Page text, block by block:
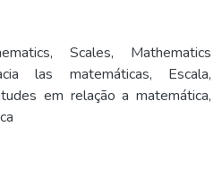
, Scales, Mathematics
las matemáticas, Escala,
em relação a matemática,